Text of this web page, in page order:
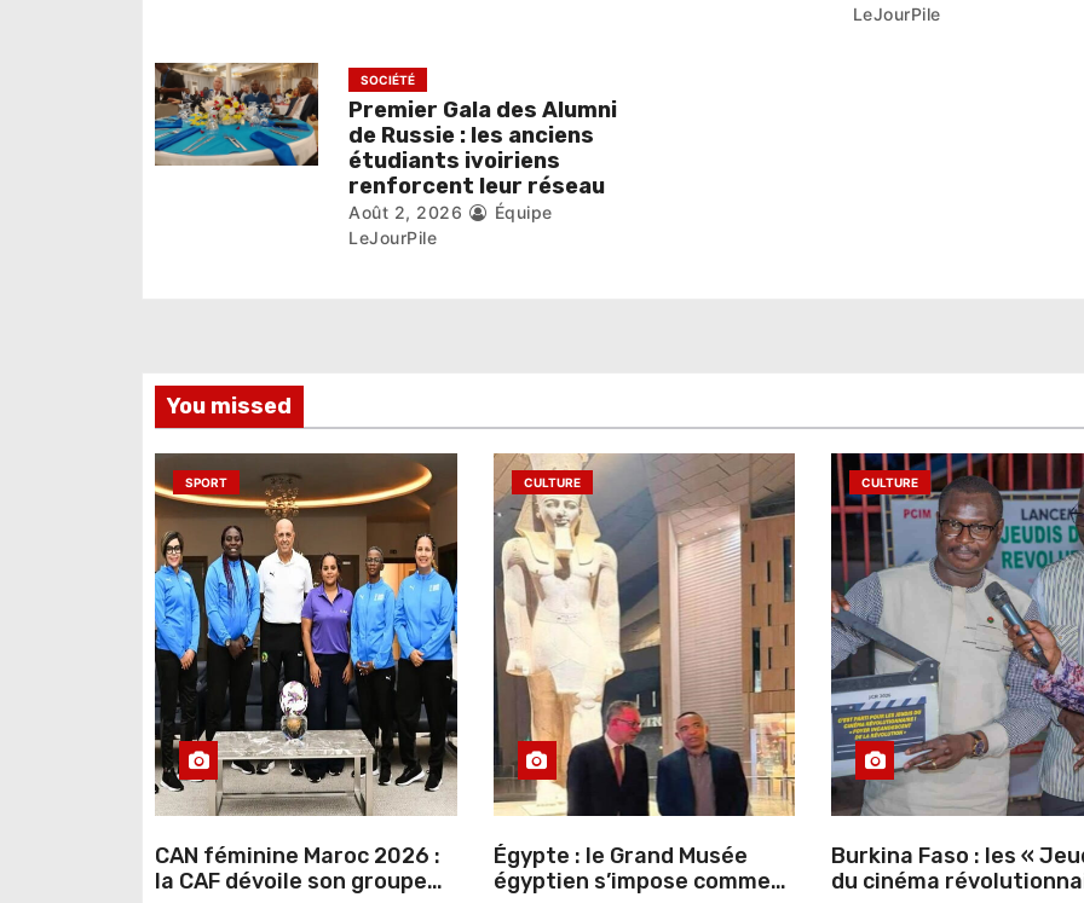
t
i
c
LeJourPile
SOCIÉTÉ
Premier Gala des Alumni
de Russie : les anciens
étudiants ivoiriens
renforcent leur réseau
Août 2, 2026
Équipe
LeJourPile
You missed
SPORT
CAN féminine Maroc 2026 :
la CAF dévoile son groupe
CULTURE
Égypte : le Grand Musée
égyptien s’impose comme
CULTURE
Burkina Faso : les «
du cinéma